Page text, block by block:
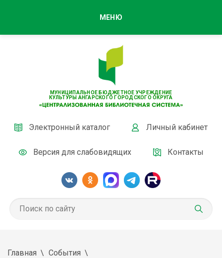
МУНИЦИПАЛЬНОЕ БЮДЖЕТНОЕ УЧРЕЖДЕНИЕ
КУЛЬТУРЫ АНГАРСКОГО ГОРОДСКОГО ОКРУГА
Электронный каталог Личный кабинет
Версия для слабовидящих Контакты
МЕНЮ
Главная
События